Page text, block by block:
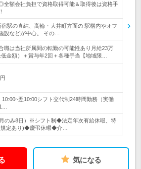
全額会社負担で資格取得可能＆取得後は資格手
駅の直結、高輪・大井町方面の 駅構内やオフ
設などが中心。 その…
職は当社所属間の転勤の可能性あり月給23万
金額）＋賞与年2回＋各種手当【地域限…
10:00~翌10:00シフト交代制24時間勤務（実働
のみ8日）※シフト制◆法定年次有給休暇、特
規定あり)◆慶弔休暇◆介…
気になる